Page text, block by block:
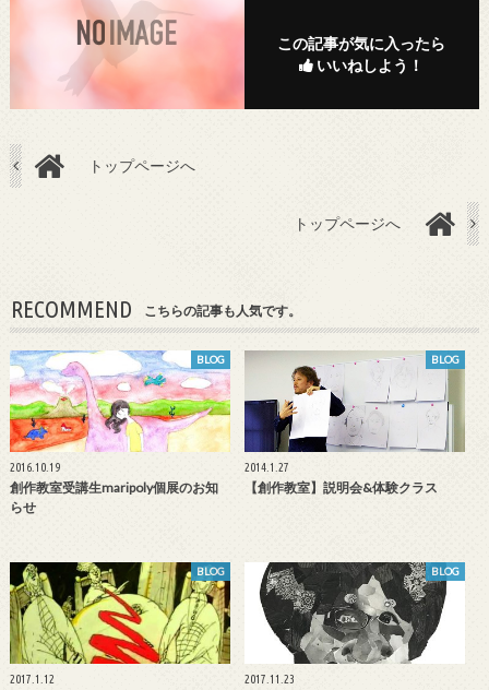
この記事が気に入ったら
いいねしよう！
トップページへ
トップページへ
RECOMMEND こちらの記事も人気です。
BLOG
2016.10.19
創作教室受講生maripoly個展のお知
らせ
BLOG
2014.1.27
【創作教室】説明会&体験クラス
BLOG
2017.1.12
BLOG
2017.11.23